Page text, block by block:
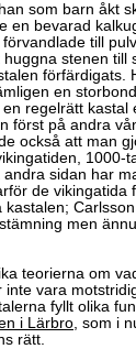
som barn åkt
en bevarad
till
stenen till
förfärdigats.
en
regelrätt kastal
först på andra
också att man
1000-
sidan har
de vikingatida
men
teorierna om
vara
fyllt olika
i Lärbro, som i
rätt.